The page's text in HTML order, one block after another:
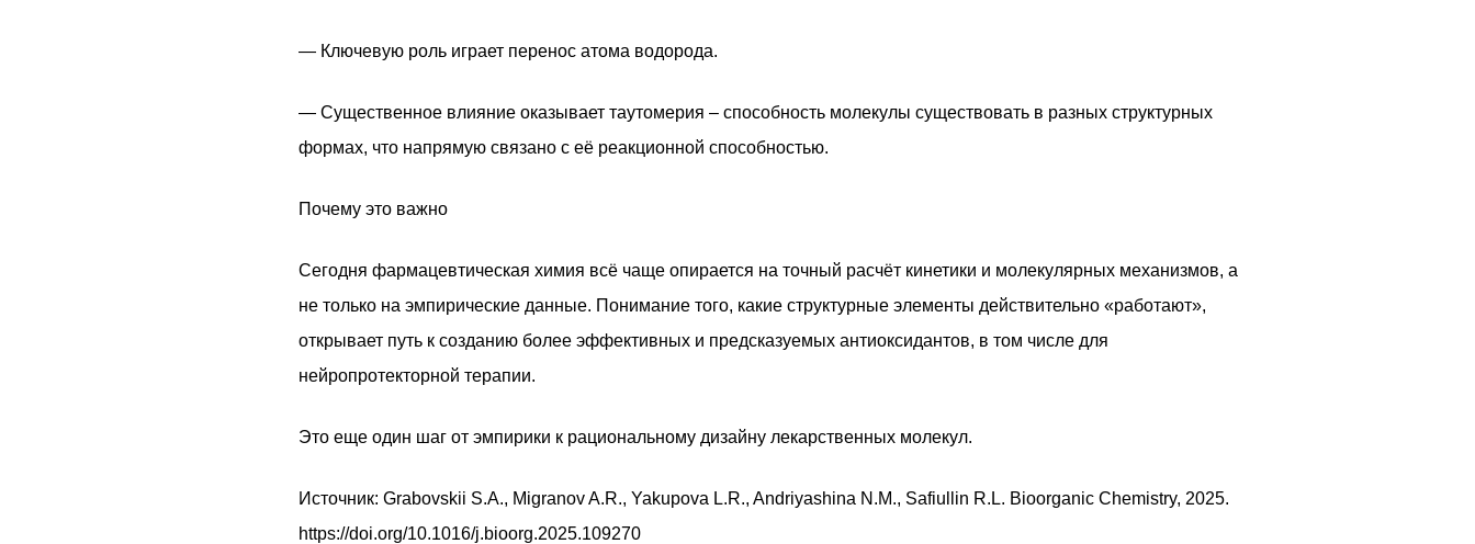
— Ключевую роль играет перенос атома водорода.
— Существенное влияние оказывает таутомерия – способность молекулы существовать в разных структурных
формах, что напрямую связано с её реакционной способностью.
Почему это важно
Сегодня фармацевтическая химия всё чаще опирается на точный расчёт кинетики и молекулярных механизмов, а
не только на эмпирические данные. Понимание того, какие структурные элементы действительно «работают»,
открывает путь к созданию более эффективных и предсказуемых антиоксидантов, в том числе для
нейропротекторной терапии.
Это еще один шаг от эмпирики к рациональному дизайну лекарственных молекул.
Источник: Grabovskii S.A., Migranov A.R., Yakupova L.R., Andriyashina N.M., Safiullin R.L. Bioorganic Chemistry, 2025.
https://doi.org/10.1016/j.bioorg.2025.109270